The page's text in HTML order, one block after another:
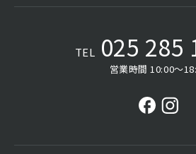
TEL 025 285
営業時間 10:00〜